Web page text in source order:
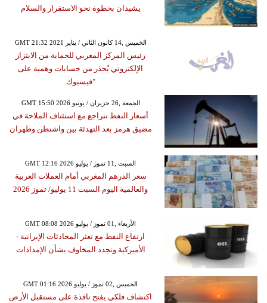
يشيدان بخطوة نحو الاستقرار والسلام
GMT 21:32 2021 الخميس ,14 كانون الثاني / يناير
رئيس المركز المغربي للحماية من الابتزاز
الإلكتروني يُحذر من حسابات وهمية على
"فيسبوك
GMT 15:50 2026 الجمعة ,26 حزيران / يونيو
أسعار النفط تتراجع مع استئناف الملاحة في
مضيق هرمز بعد التهدئة بين واشنطن وطهران
GMT 12:16 2026 السبت ,11 تموز / يوليو
سعر الدرهم المغربي أمام العملات العربية
والعالمية اليوم السبت 11 يوليو/ تموز 2026
GMT 08:08 2026 الأربعاء ,01 تموز / يوليو
ارتفاع النفط مع تعثر المحادثات الإيرانية -
الأميركية وتجدد المخاوف بشأن الإمدادات
GMT 01:16 2026 الخميس ,02 تموز / يوليو
اكتشاف فلكي يفتح نافذة على مستقبل الأرض